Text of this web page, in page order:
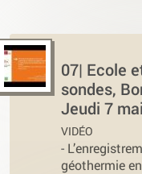
07| Ecole
sondes,
Jeudi 7
VIDÉO
-
géothermie